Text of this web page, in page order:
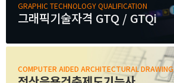
GRAPHIC TECHNOLOGY QUALIFICATION
그래픽기술자격 GTQ / GTQi
COMPUTER AIDED ARCHITECTURAL DRAWING